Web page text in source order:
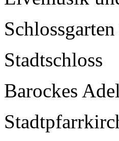
Stadtschloss
Barockes